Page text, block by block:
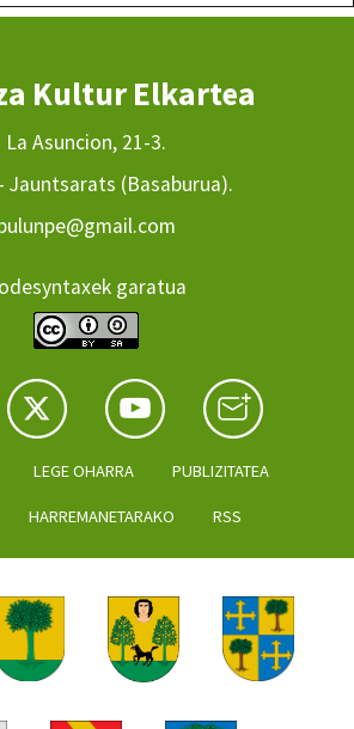
Kultur Elkartea
La Asuncion, 21-3.
Jauntsarats (Basaburua).
garatua
LEGE OHARRA PUBLIZITATEA
HARREMANETARAKO RSS